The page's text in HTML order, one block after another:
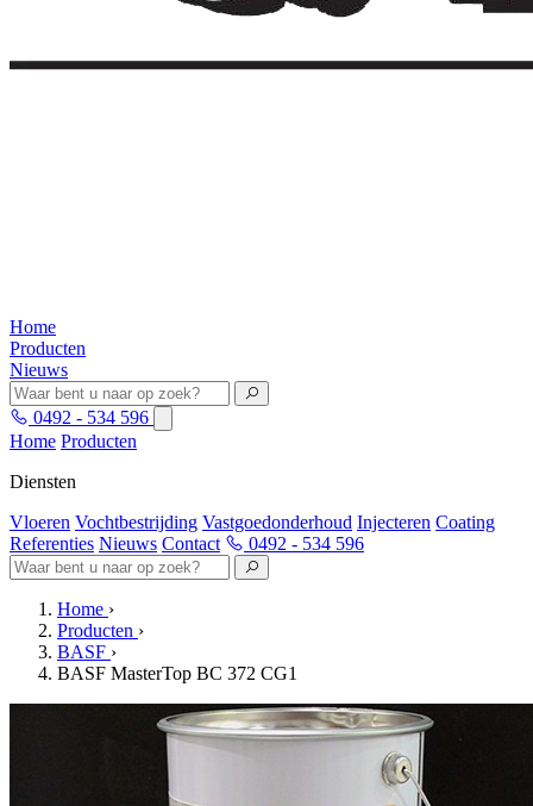
Home
Producten
Nieuws
0492 - 534 596
Home Producten
Diensten
Vloeren Vochtbestrijding Vastgoedonderhoud Injecteren Coating
Referenties Nieuws Contact 0492 - 534 596
Home ›
Producten ›
BASF ›
BASF MasterTop BC 372 CG1